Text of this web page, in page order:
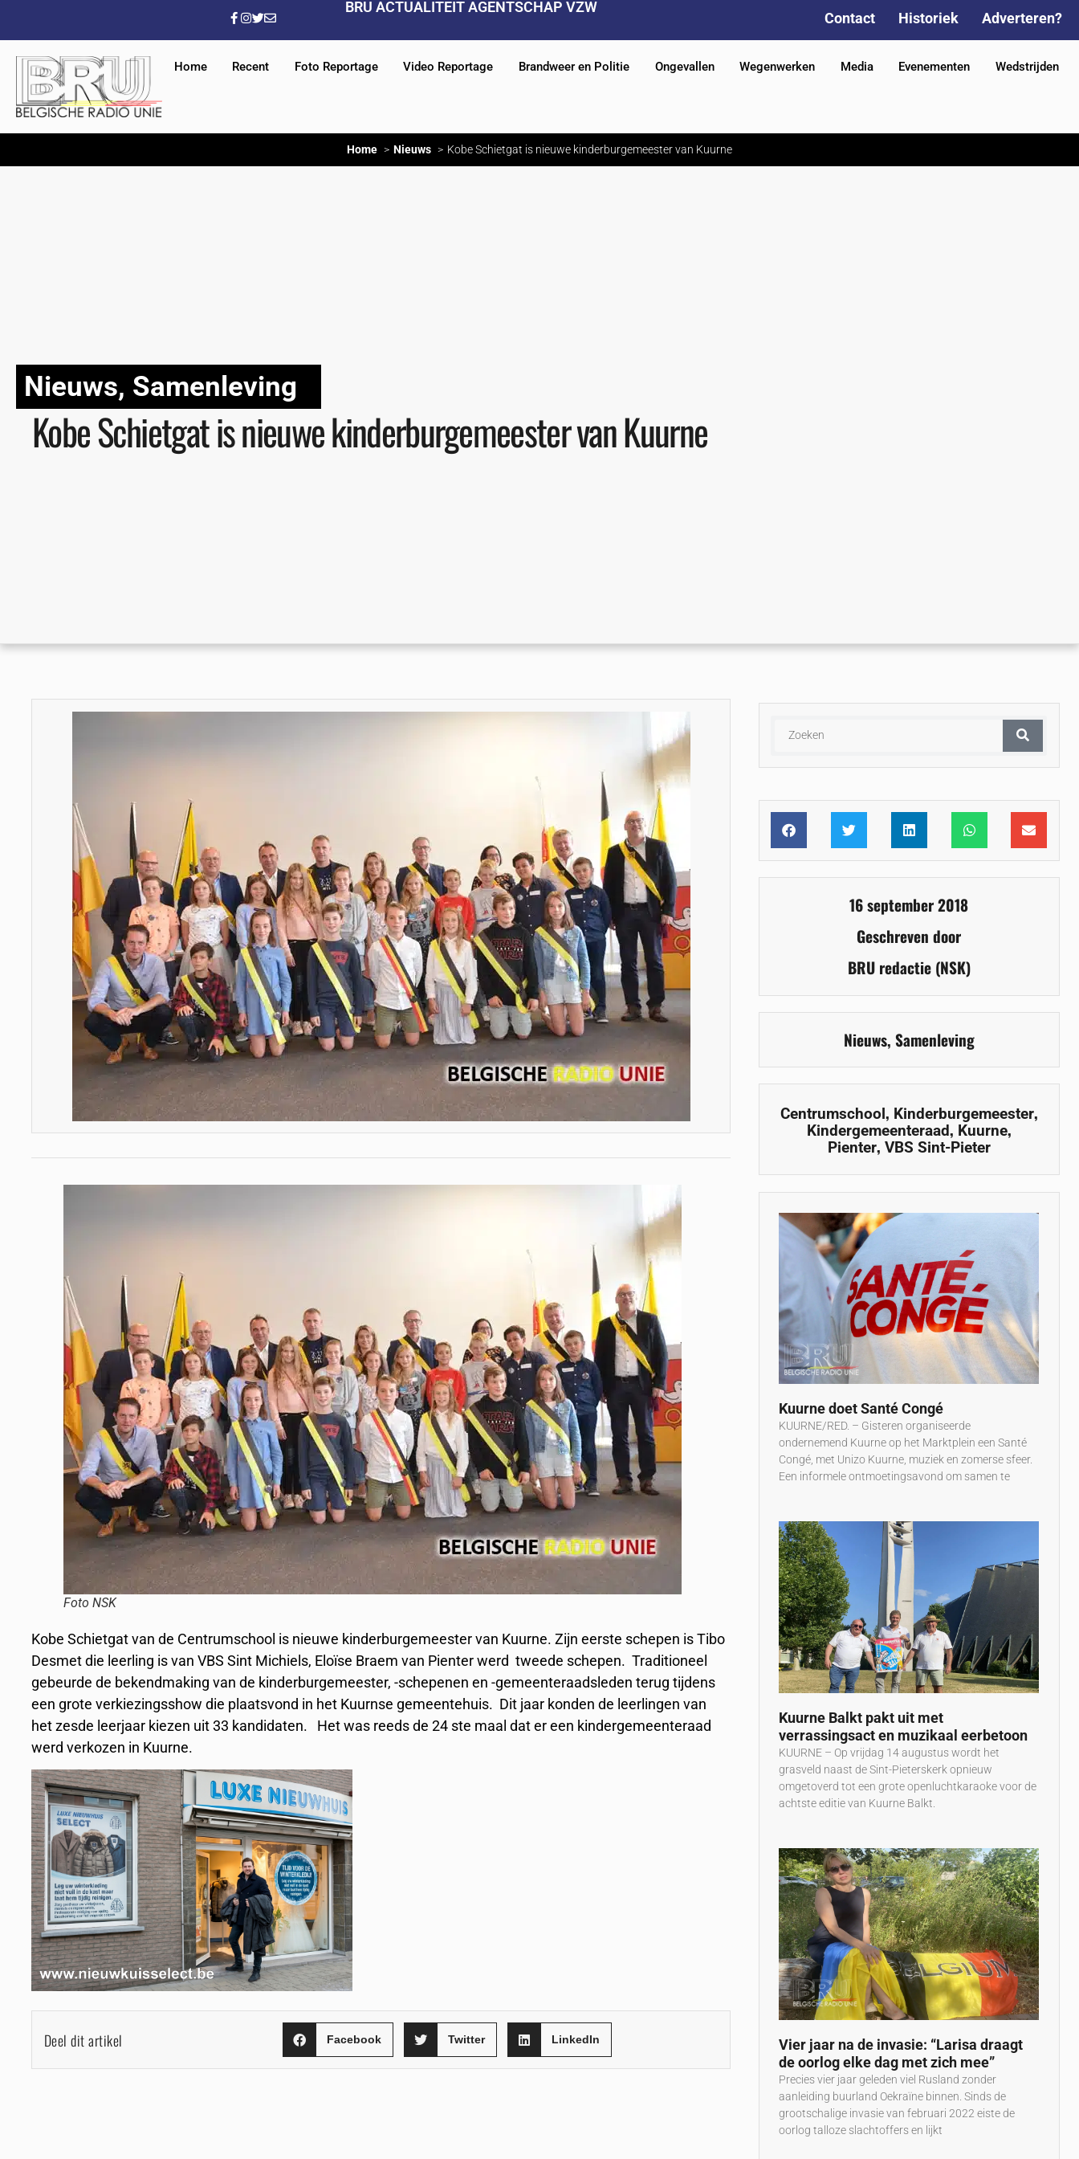
BRU ACTUALITEIT AGENTSCHAP VZW
Contact Historiek Adverteren?
Home Recent Foto Reportage Video Reportage Brandweer en Politie Ongevallen Wegenwerken Media Evenementen Wedstrijden
Home Nieuws Kobe Schietgat is nieuwe kinderburgemeester van Kuurne
Nieuws, Samenleving
Kobe Schietgat is nieuwe kinderburgemeester van Kuurne
Foto NSK
Kobe Schietgat van de Centrumschool is nieuwe kinderburgemeester van Kuurne. Zijn eerste schepen is Tibo
Desmet die leerling is van VBS Sint Michiels, Eloïse Braem van Pienter werd tweede schepen. Traditioneel
gebeurde de bekendmaking van de kinderburgemeester, -schepenen en -gemeenteraadsleden terug tijdens
een grote verkiezingsshow die plaatsvond in het Kuurnse gemeentehuis. Dit jaar konden de leerlingen van
het zesde leerjaar kiezen uit 33 kandidaten. Het was reeds de 24 ste maal dat er een kindergemeenteraad
werd verkozen in Kuurne.
Deel dit artikel Facebook Twitter LinkedIn
16 september 2018
Geschreven door
BRU redactie (NSK)
Nieuws, Samenleving
Centrumschool, Kinderburgemeester,
Kindergemeenteraad, Kuurne,
Pienter, VBS Sint-Pieter
Kuurne doet Santé Congé
KUURNE/RED. – Gisteren organiseerde
ondernemend Kuurne op het Marktplein een Santé
Congé, met Unizo Kuurne, muziek en zomerse sfeer.
Een informele ontmoetingsavond om samen te
Kuurne Balkt pakt uit met
verrassingsact en muzikaal eerbetoon
KUURNE – Op vrijdag 14 augustus wordt het
grasveld naast de Sint-Pieterskerk opnieuw
omgetoverd tot een grote openluchtkaraoke voor de
achtste editie van Kuurne Balkt.
Vier jaar na de invasie: “Larisa draagt
de oorlog elke dag met zich mee”
Precies vier jaar geleden viel Rusland zonder
aanleiding buurland Oekraïne binnen. Sinds de
grootschalige invasie van februari 2022 eiste de
oorlog talloze slachtoffers en lijkt